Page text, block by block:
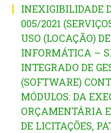
INEXIGIBILIDADE
005/2021
USO (LOCAÇÃO)
INFORMÁTICA –
INTEGRADO DE
(SOFTWARE)
MÓDULOS: DA
ORÇAMENTÁRIA
DE LICITAÇÕES,